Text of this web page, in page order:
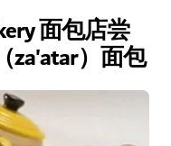
面包店尝
za'atar）面包